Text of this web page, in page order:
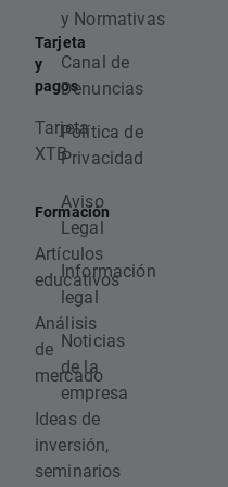
Tarjeta
y
pagos
Tarjeta
XTB
Formación
Artículos
educativos
Análisis
de
mercado
Ideas de
inversión,
seminarios
y Normativas
Canal de
Denuncias
Política de
Privacidad
Aviso
Legal
Información
legal
Noticias
de la
empresa